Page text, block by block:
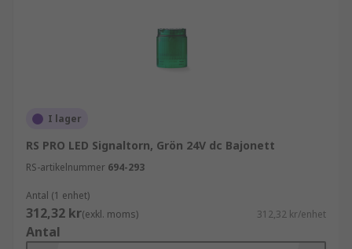
I lager
RS PRO LED Signaltorn, Grön 24V dc Bajonett
RS-artikelnummer 694-293
Antal (1 enhet)
312,32 kr(exkl. moms) 312,32 kr/enhet
Antal